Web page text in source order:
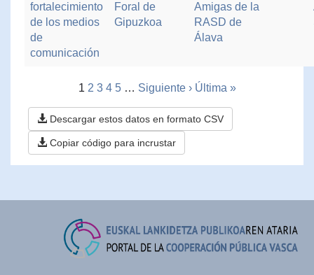
fortalecimiento
de los medios
de
comunicación
Foral de
Gipuzkoa
Amigas de la
RASD de
Álava
1 2 3 4 5 … Siguiente › Última »
Descargar estos datos en formato CSV
Copiar código para incrustar